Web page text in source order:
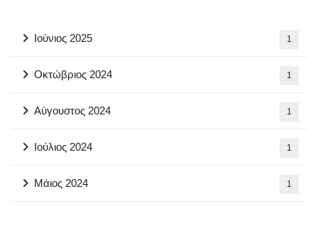
Ιούνιος 2025 1
Οκτώβριος 2024 1
Αύγουστος 2024 1
Ιούλιος 2024 1
Μάιος 2024 1